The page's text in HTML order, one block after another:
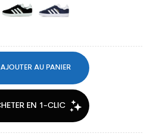
AJOUTER AU PANIER